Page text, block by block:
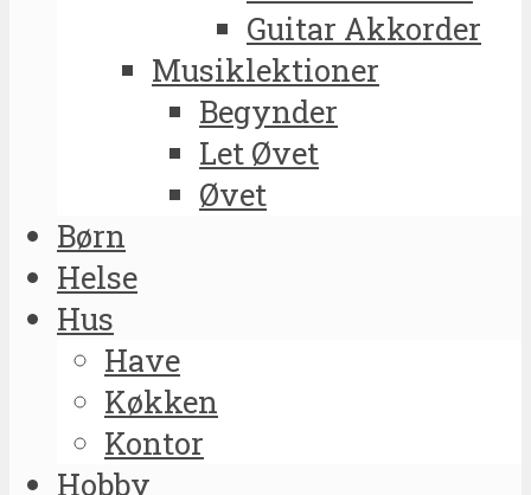
Guitar Akkorder
Musiklektioner
Begynder
Let Øvet
Øvet
Børn
Helse
Hus
Have
Køkken
Kontor
Hobby